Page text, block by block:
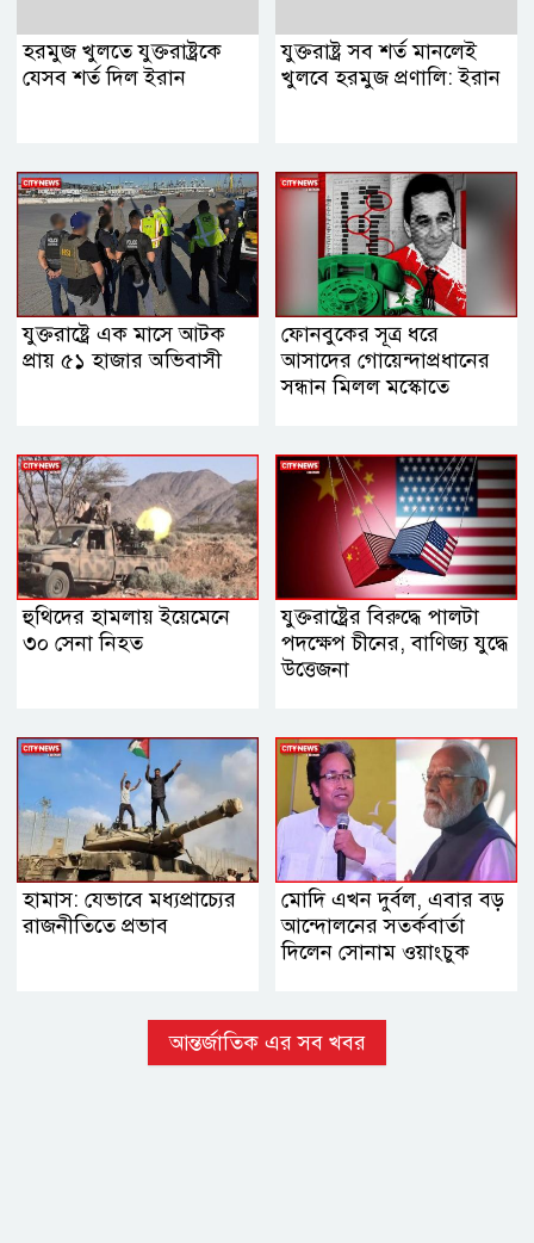
হরমুজ খুলতে যুক্তরাষ্ট্রকে
যেসব শর্ত দিল ইরান
যুক্তরাষ্ট্র সব শর্ত মানলেই
খুলবে হরমুজ প্রণালি: ইরান
যুক্তরাষ্ট্রে এক মাসে আটক
প্রায় ৫১ হাজার অভিবাসী
ফোনবুকের সূত্র ধরে
আসাদের গোয়েন্দাপ্রধানের
সন্ধান মিলল মস্কোতে
হুথিদের হামলায় ইয়েমেনে
৩০ সেনা নিহত
যুক্তরাষ্ট্রের বিরুদ্ধে পালটা
পদক্ষেপ চীনের, বাণিজ্য যুদ্ধে
‍উত্তেজনা
হামাস: যেভাবে মধ্যপ্রাচ্যের
রাজনীতিতে প্রভাব
মোদি এখন দুর্বল, এবার বড়
আন্দোলনের সতর্কবার্তা
দিলেন সোনাম ওয়াংচুক
আন্তর্জাতিক এর সব খবর